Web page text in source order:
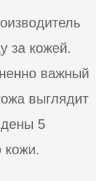
за кожей.
важный
выглядит
5
кожи.